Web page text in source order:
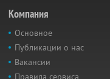
Компания
Основное
Публикации о нас
Вакансии
Правила сервиса